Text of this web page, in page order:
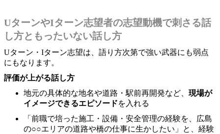
UターンやIターン志望者の志望動機で刺さる話
し方ともったいない話し方
Uターン・Iターン志望は、語り方次第で強い武器にも弱点
にもなります。
評価が上がる話し方
地元の具体的な地名や道路・駅前再開発など、 現場が
イメージできるエピソードを入れる
「前職で培った施工・設備・安全管理の経験を、広島
の○○エリアの道路や橋の仕事に生かしたい」と、経験